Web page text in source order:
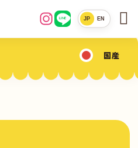
LINE JP EN 
国産